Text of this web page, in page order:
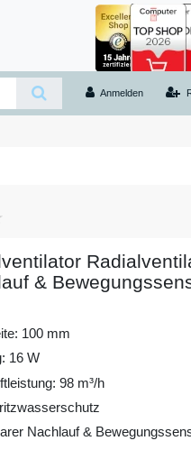
Anmelden
&
100 mm
16 W
98 m³/h
Nachlauf &